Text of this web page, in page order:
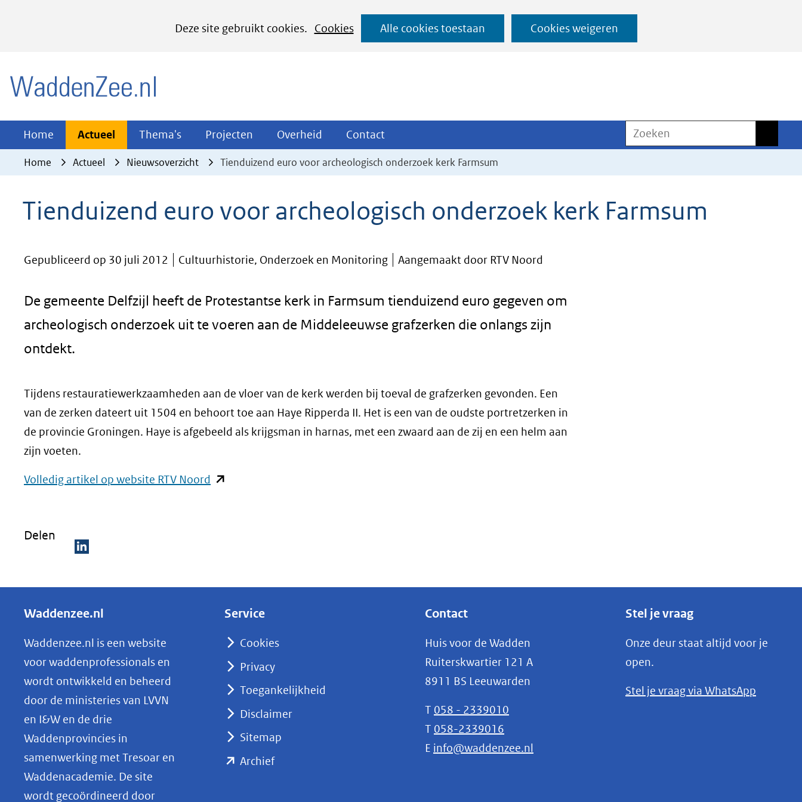
Deze site gebruikt cookies.
Cookies
het
cookies
website
worden
Alle cookies toestaan Cookies weigeren
Ga
naar
Home Actueel Actueel
Uitklappen
Thema's Thema's
Uitklappen
Projecten Projecten
Uitklappen
Overheid Overheid
Uitklappen
Contact
Uitklappen
Zoeken
Home Actueel Nieuwsoverzicht Tienduizend euro voor archeologisch onderzoek kerk Farmsum
Tienduizend euro voor archeologisch onderzoek kerk Farmsum
Gepubliceerd op 30 juli 2012 Cultuurhistorie, Onderzoek en Monitoring Aangemaakt door RTV Noord
De gemeente Delfzijl heeft de Protestantse kerk in Farmsum tienduizend euro gegeven om
archeologisch onderzoek uit te voeren aan de Middeleeuwse grafzerken die onlangs zijn
ontdekt.
Tijdens restauratiewerkzaamheden aan de vloer van de kerk werden bij toeval de grafzerken gevonden. Een
van de zerken dateert uit 1504 en behoort toe aan Haye Ripperda II. Het is een van de oudste portretzerken in
de provincie Groningen. Haye is afgebeeld als krijgsman in harnas, met een zwaard aan de zij en een helm aan
zijn voeten.
Volledig artikel op website RTV Noord (opent
andere
Delen
e
e
n
o
p
L
k
e
d
Waddenzee.nl
Waddenzee.nl is een website
voor waddenprofessionals en
wordt ontwikkeld en beheerd
door de ministeries van LVVN
en I&W en de drie
Waddenprovincies in
samenwerking met Tresoar en
Waddenacademie. De site
wordt gecoördineerd door
Service
Cookies
Privacy
Toegankelijkheid
Disclaimer
Sitemap
Archief(opent
Contact
Huis voor de Wadden
Ruiterskwartier 121 A
8911 BS Leeuwarden
T 058 - 2339010
T 058-2339016
E info@waddenzee.nl
Stel je vraag
Onze deur staat altijd voor je
open.
Stel je vraag via WhatsApp